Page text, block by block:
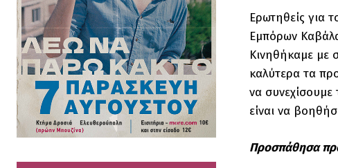
Ερωτηθείς για
Εμπόρων
Κινηθήκαμε με
καλύτερα τα
να συνεχίσουμε
είναι να
Προσπάθησα